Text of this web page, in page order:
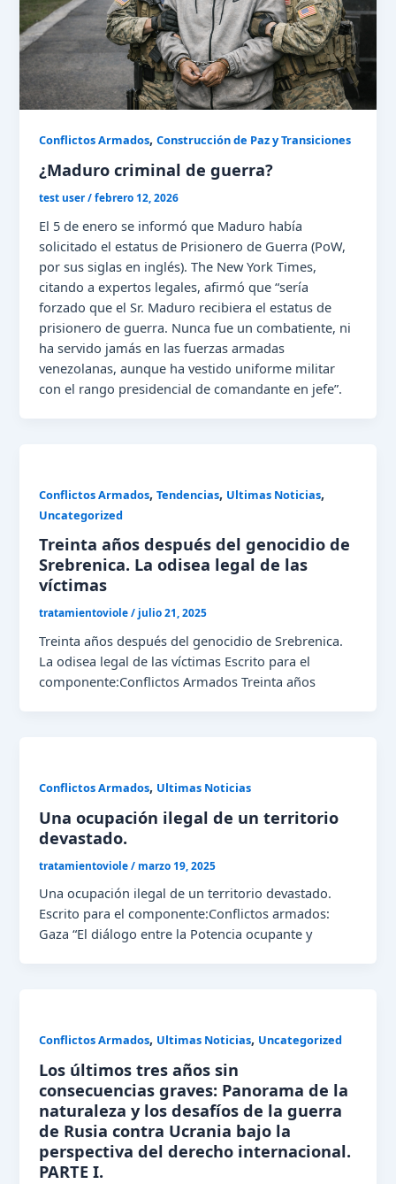
Conflictos Armados,Construcción de Paz y Transiciones
¿Maduro criminal de guerra?
test user/febrero 12, 2026
El 5 de enero se informó que Maduro había
solicitado el estatus de Prisionero de Guerra (PoW,
por sus siglas en inglés). The New York Times,
citando a expertos legales, afirmó que “sería
forzado que el Sr. Maduro recibiera el estatus de
prisionero de guerra. Nunca fue un combatiente, ni
ha servido jamás en las fuerzas armadas
venezolanas, aunque ha vestido uniforme militar
con el rango presidencial de comandante en jefe”.
Conflictos Armados,Tendencias, Ultimas Noticias,
Uncategorized
Treinta años después del genocidio de
Srebrenica. La odisea legal de las
víctimas
tratamientoviole/ julio 21, 2025
Treinta años después del genocidio de Srebrenica.
La odisea legal de las víctimas Escrito para el
componente:Conflictos Armados Treinta años
Conflictos Armados, Ultimas Noticias
Una ocupación ilegal de un territorio
devastado.
tratamientoviole/ marzo 19, 2025
Una ocupación ilegal de un territorio devastado.
Escrito para el componente:Conflictos armados:
Gaza “El diálogo entre la Potencia ocupante y
Conflictos Armados, Ultimas Noticias, Uncategorized
Los últimos tres años sin
consecuencias graves: Panorama de la
naturaleza y los desafíos de la guerra
de Rusia contra Ucrania bajo la
perspectiva del derecho internacional.
PARTE I.